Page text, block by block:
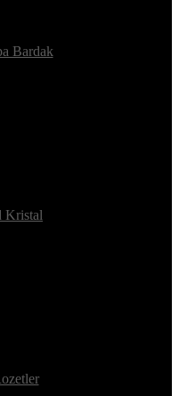
Bardak
Kristal